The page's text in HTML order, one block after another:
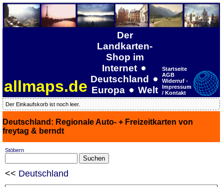
allmaps.de
Der
Landkarten-
Shop im
Internet
Deutschland
Europa
Welt
Startseite
AGB
Widerruf -
Impressum
/ Kontakt
Der Einkaufskorb ist noch leer.
Deutschland: Regionale Auto- + Freizeitkarten von
freytag & berndt
Stöbern
<< Deutschland